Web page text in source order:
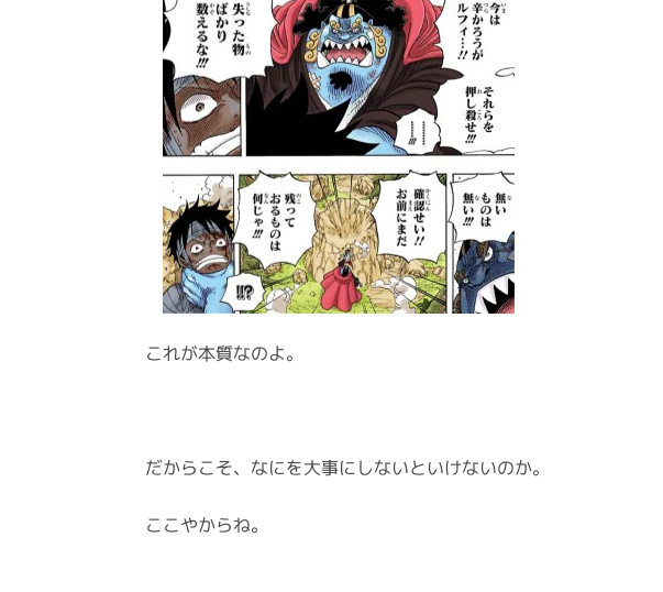
これが本質なのよ。
だからこそ、なにを大事にしないといけないのか。
ここやからね。